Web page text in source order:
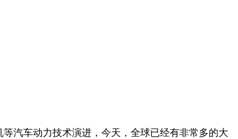
汽车动力技术演进，今天，全球已经有非常多的大